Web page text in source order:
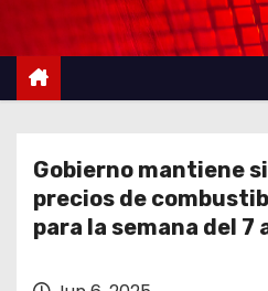
n
Gobierno mantiene
precios de
para la semana del 7